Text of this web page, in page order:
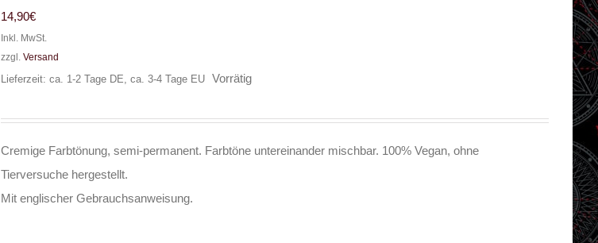
14,90€
Inkl. MwSt.
zzgl. Versand
Lieferzeit: ca. 1-2 Tage DE, ca. 3-4 Tage EU
Vorrätig
Cremige Farbtönung, semi-permanent. Farbtöne untereinander mischbar. 100% Vegan, ohne
Tierversuche hergestellt.
Mit englischer Gebrauchsanweisung.